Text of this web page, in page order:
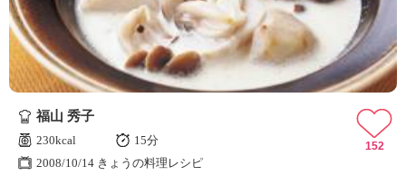
福山 秀子
230kcal
15分
2008/10/14 きょうの料理レシピ
152